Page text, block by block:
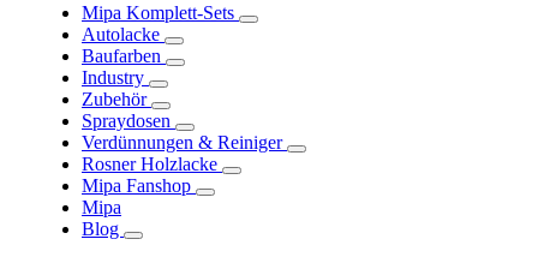
Mipa Komplett-Sets
Autolacke
Baufarben
Industry
Zubehör
Spraydosen
Verdünnungen & Reiniger
Rosner Holzlacke
Mipa Fanshop
Mipa
Blog